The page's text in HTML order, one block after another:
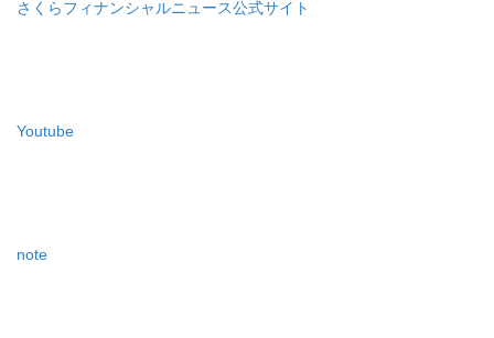
さくらフィナンシャルニュース公式サイト
Youtube
note